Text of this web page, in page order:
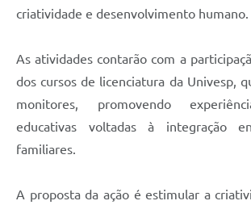
criatividade e desenvolvimento humano.
As atividades contarão com a
dos cursos de licenciatura da Univesp,
monitores, promovendo
educativas voltadas à integração
familiares.
A proposta da ação é estimular a